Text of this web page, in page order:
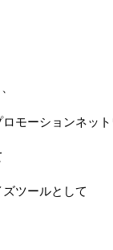
モーションネット
ツールとして